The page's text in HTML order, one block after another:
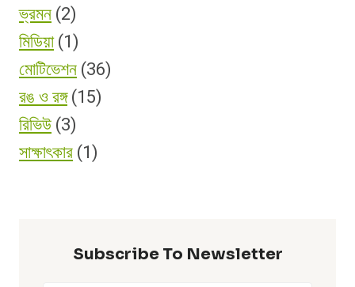
ভ্রমন(2)
মিডিয়া(1)
মোটিভেশন(36)
রঙ ও রঙ্গ(15)
রিভিউ(3)
সাক্ষাৎকার(1)
Subscribe To Newsletter